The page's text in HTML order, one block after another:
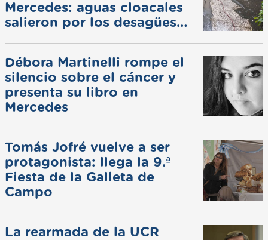
Mercedes: aguas cloacales
salieron por los desagües
Débora Martinelli rompe el
silencio sobre el cáncer y
presenta su libro en
Mercedes
Tomás Jofré vuelve a ser
protagonista: llega la 9.ª
Fiesta de la Galleta de
Campo
La rearmada de la UCR